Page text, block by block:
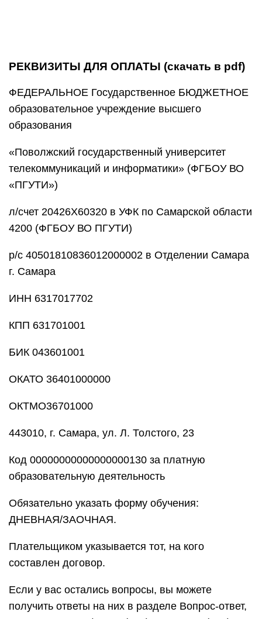
р/с 40501810836012000002 в Отделении Самара
ИНН 6317017702
БИК 043601001
ОКАТО 36401000000
Код 00000000000000000130 за платную
составлен договор.
Если у вас остались вопросы, вы можете
а так же по телефонам (846) 228-00-58, (846)
высшее: что для этого нужно?
Для прохождения обучения по программе
моментах, как:
Наличие постоянного доступа к интернету с